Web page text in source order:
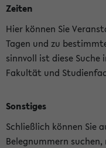
Zeiten
Hier können Sie
Tagen und zu
sinnvoll ist diese
Fakultät und
Sonstiges
Schließlich können Sie
Belegnummern